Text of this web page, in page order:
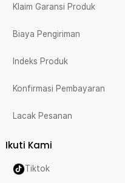
Klaim Garansi Produk
Biaya Pengiriman
Indeks Produk
Konfirmasi Pembayaran
Lacak Pesanan
Ikuti Kami
Tiktok